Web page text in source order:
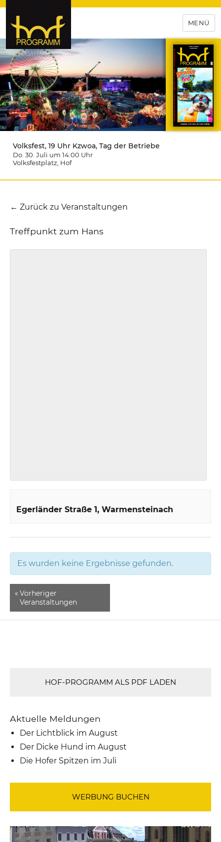
hof-programm – das
Veranstaltungsportal für
Hochfranken
MENÜ
Volksfest, 19 Uhr Kzwoa, Tag der Betriebe
Do. 30. Juli um 14:00 Uhr
Volksfestplatz , Hof
← Zurück zu Veranstaltungen
Treffpunkt zum Hans
Egerländer Straße 1 Warmensteinach
Es wurden keine Ergebnisse gefunden.
« Vorheriger
Veranstaltungen
HOF-PROGRAMM ALS PDF LADEN
Aktuelle Meldungen
Der Lichtblick im August
Der Dicke Hund im August
Die Hofer Spitzen im Juli
WERBUNG BUCHEN